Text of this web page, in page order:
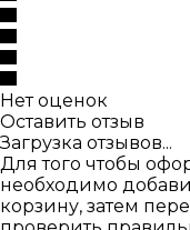
Нет оценок
Оставить отзыв
Загрузка отзывов...
Для того чтобы
необходимо
корзину, затем